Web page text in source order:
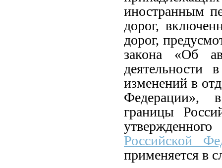
иностранным
дорог,
дорог,
закона «Об
деятельности
изменений в
Федерации»,
границы
Российской
применяется в